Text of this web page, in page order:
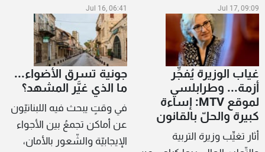
Jul 17, 09:09
Jul 16, 06:41
غياب الوزيرة يُفجِّر
أزمة... وطرابلسي
لموقع MTV: إساءة
كبيرة والحلّ بالقانون
أثار تغيِّب وزيرة التربية
جونية تسرق الأضواء...
ما الذي غيَّر المشهد؟
في وقتٍ يبحث فيه اللبنانيّون
عن أماكن تجمعُ بين الأجواء
الإيجابيّة والشّعور بالأمان،